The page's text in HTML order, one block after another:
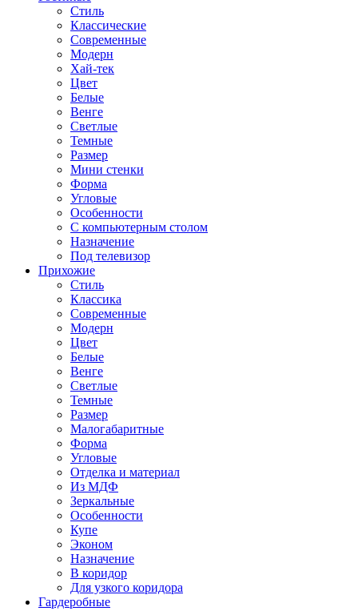
Стиль
Классические
Современные
Модерн
Хай-тек
Цвет
Белые
Венге
Светлые
Темные
Размер
Мини стенки
Форма
Угловые
Особенности
С компьютерным столом
Назначение
Под телевизор
Прихожие
Стиль
Классика
Современные
Модерн
Цвет
Белые
Венге
Светлые
Темные
Размер
Малогабаритные
Форма
Угловые
Отделка и материал
Из МДФ
Зеркальные
Особенности
Купе
Эконом
Назначение
В коридор
Для узкого коридора
Гардеробные